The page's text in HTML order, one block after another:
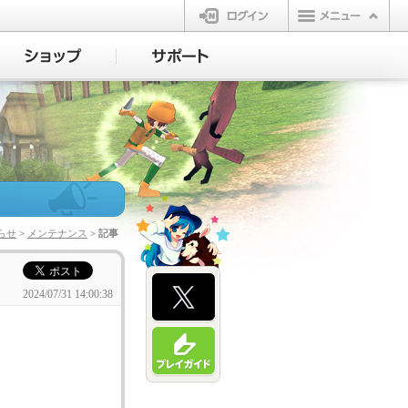
ログイン
せ > メンテナンス > 記事
2024/07/31 14:00:38